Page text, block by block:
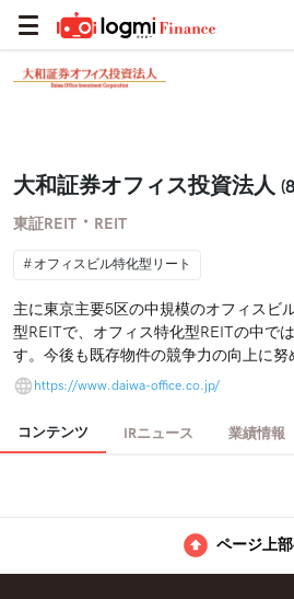
大和証券オフィス投資法人
東証REIT ・ REIT
オフィスビル特化型リート
主に東京主要5区の中規模のオフィスビ
型REITで、オフィス特化型REITの中で
す。今後も既存物件の競争力の向上に努
を目指してまいります。
https://www.daiwa-office.co.jp/
コンテンツ IRニュース 業績情報
ページ上